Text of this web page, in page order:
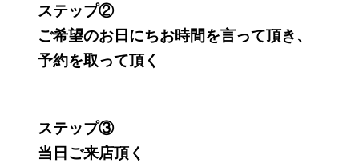
ステップ②
ご希望のお日にちお時間を言って頂き、
予約を取って頂く
ステップ③
当日ご来店頂く